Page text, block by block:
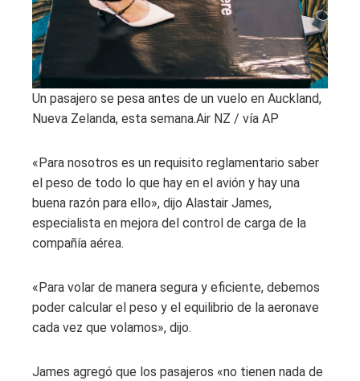
Un pasajero se pesa antes de un vuelo en Auckland,
Nueva Zelanda, esta semana.Air NZ / vía AP
«Para nosotros es un requisito reglamentario saber
el peso de todo lo que hay en el avión y hay una
buena razón para ello», dijo Alastair James,
especialista en mejora del control de carga de la
compañía aérea.
«Para volar de manera segura y eficiente, debemos
poder calcular el peso y el equilibrio de la aeronave
cada vez que volamos», dijo.
James agregó que los pasajeros «no tienen nada de